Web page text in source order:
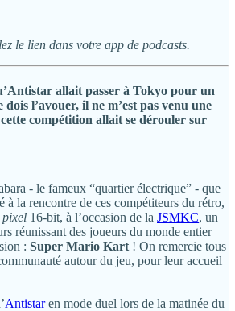
le lien dans votre app de podcasts.
allait passer à Tokyo pour un
dois l’avouer, il ne m’est pas venu une
compétition allait se dérouler sur
- le fameux “quartier électrique” - que
à la rencontre de ces compétiteurs du rétro,
pixel 16-bit, à l’occasion de la JSMKC, un
réunissant des joueurs du monde entier
: Super Mario Kart ! On remercie tous
autour du jeu, pour leur accueil
Antistaren mode duel lors de la matinée du